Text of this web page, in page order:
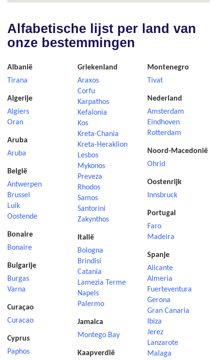
Alfabetische lijst per land van
onze bestemmingen
Albanië
Tirana
Algerije
Algiers
Oran
Aruba
Aruba
België
Antwerpen
Brussel
Luik
Oostende
Bonaire
Bonaire
Bulgarije
Burgas
Varna
Curaçao
Curacao
Cyprus
Paphos
Griekenland
Araxos
Corfu
Karpathos
Kefalonia
Kos
Kreta-Chania
Kreta-Heraklion
Lesbos
Mykonos
Preveza
Rhodos
Samos
Santorini
Zakynthos
Italië
Bologna
Brindisi
Catania
Lamezia Terme
Napels
Palermo
Jamaica
Montego Bay
Kaapverdië
Montenegro
Tivat
Nederland
Amsterdam
Eindhoven
Rotterdam
Noord-Macedonië
Ohrid
Oostenrijk
Innsbruck
Portugal
Faro
Madeira
Spanje
Alicante
Almeria
Fuerteventura
Gerona
Gran Canaria
Ibiza
Jerez
Lanzarote
Malaga